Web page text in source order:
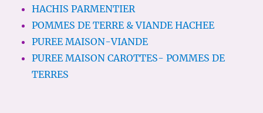
HACHIS PARMENTIER
POMMES DE TERRE & VIANDE HACHEE
PUREE MAISON-VIANDE
PUREE MAISON CAROTTES- POMMES DE
TERRES